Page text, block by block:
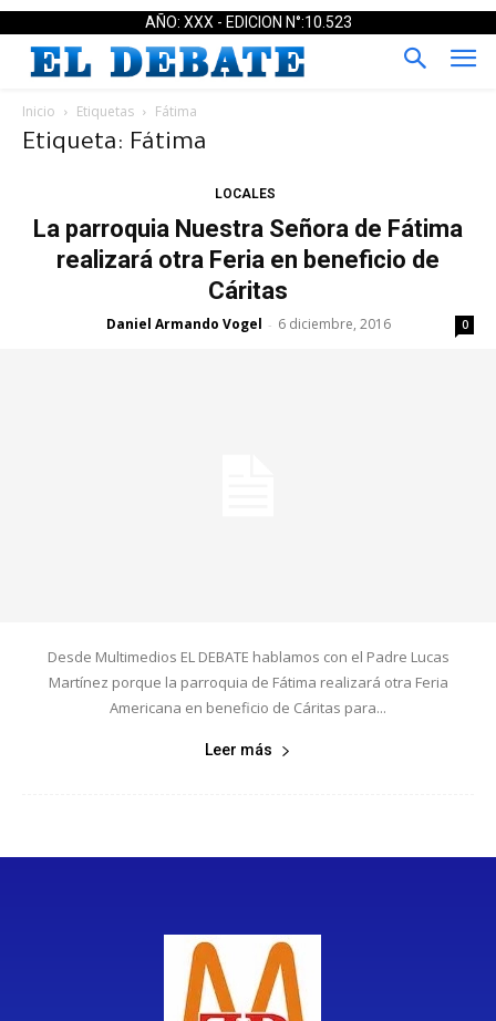
AÑO: XXX - EDICION N°:10.523
Inicio Etiquetas Fátima
Etiqueta: Fátima
LOCALES
La parroquia Nuestra Señora de Fátima
realizará otra Feria en beneficio de
Cáritas
Daniel Armando Vogel - 6 diciembre, 2016 0
Desde Multimedios EL DEBATE hablamos con el Padre Lucas
Martínez porque la parroquia de Fátima realizará otra Feria
Americana en beneficio de Cáritas para...
Leer más